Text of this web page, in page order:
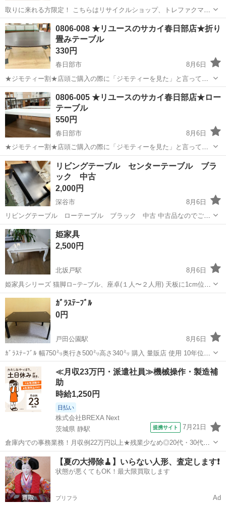
取りに来れる方限定！ こちらはリサイクルショップ、トレファクマー
ケット久喜店からの出品です。 ●商品情報 アイテム名：ローテーブ
ル スツールセット テーブル大きさ：幅101cm×奥行51cm×高さ45cm
スツ...
埼玉 久喜市 テーブル 貸し出し
0806-008 ★リユースのサカイ春日部店★折り
畳みテーブル
330円
春日部市
8月6日
★ジモティー割★店頭ご購入の際に「ジモティーを見た」と言ってい
ただくとジモティー限定価格（掲載価格の10%OFF）でご購入が可能
です。 必ずご精算前にスタッフまでお伝えくださいませ。 ---------------
-...
埼玉 春日部市 テーブル
0806-005 ★リユースのサカイ春日部店★ロー
テーブル
550円
春日部市
8月6日
★ジモティー割★店頭ご購入の際に「ジモティーを見た」と言ってい
ただくとジモティー限定価格（掲載価格の10%OFF）でご購入が可能
です。 必ずご精算前にスタッフまでお伝えくださいませ。 ---------------
-...
埼玉 春日部市 テーブル サカイ
リビングテーブル センターテーブル ブラ
ック 中古
2,000円
深谷市
8月6日
リビングテーブル ローテーブル ブラック 中古 中古品なのでご理
解ある方でお願い致します^_^ 軽く清掃してますが細かい部分などご
自身で再度掃除お願い致します^_^ 傷汚れなど写真だとわかりにくい
と思いますので実際に見...
埼玉 深谷市 テーブル
姫家具
2,500円
北坂戸駅
8月6日
姫家具シリーズ 猫脚ロ−テ−ブル、座卓(１人〜２人用) 天板に1cm位の
塗装が浮いてます 比較的綺麗です サイズは写真を参照して下さい
埼玉 坂戸市 北坂戸駅
ｶﾞﾗｽﾃｰﾌﾞﾙ
0円
戸田公園駅
8月6日
ｶﾞﾗｽﾃｰﾌﾞﾙ 幅750㍉奥行き500㍉高さ340㍉ 購入 量販店 使用 10年位
注:上に乗せるﾀｲﾌﾟです。 使用年数が長くｶﾞﾗｽの淵が多少欠けていま
す。 ご承知おき下さい。 受渡し場所 docomoｼｮｯﾌﾟ戸...
埼玉 戸田市 戸田公園駅 テーブル ガラス
≪月収23万円・派遣社員≫機械操作・製造補
助
時給1,250円
日払い
株式会社BREXA Next
茨城県 静駅
提携サイト 7月21日
倉庫内での事務業務！月収例22万円以上★残業少なめ◎20代・30代・
40代の男女活躍中！空調完備で快適作業★食堂利用可◎マイカー通勤
OK◎無料駐車場完備！《茨城県常陸大宮市》 人気の工場のお仕事 ◇
電子部品製造倉庫内の事務...
茨城 常陸大宮市 静駅 その他
【夏の大掃除🧹】いらない人形、査定します❗️
状態が悪くてもOK！最大限買取します
プリフラ Ad